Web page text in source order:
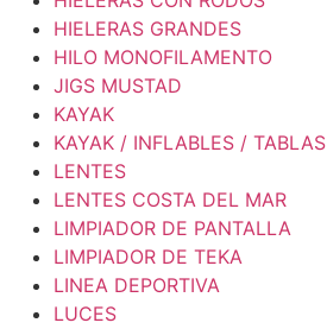
HIELERAS GRANDES
HILO MONOFILAMENTO
JIGS MUSTAD
KAYAK
KAYAK / INFLABLES / TABLAS
LENTES
LENTES COSTA DEL MAR
LIMPIADOR DE PANTALLA
LIMPIADOR DE TEKA
LINEA DEPORTIVA
LUCES